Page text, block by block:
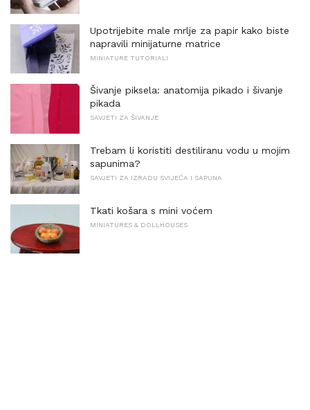
Upotrijebite male mrlje za papir kako biste
napravili minijaturne matrice
MINIATURE TUTORIALI
Šivanje piksela: anatomija pikado i šivanje
pikada
SAVJETI ZA ŠIVANJE
Trebam li koristiti destiliranu vodu u mojim
sapunima?
SAVJETI ZA IZRADU SVIJEĆA I SAPUNA
Tkati košara s mini voćem
MINIATURES & DOLLHOUSES